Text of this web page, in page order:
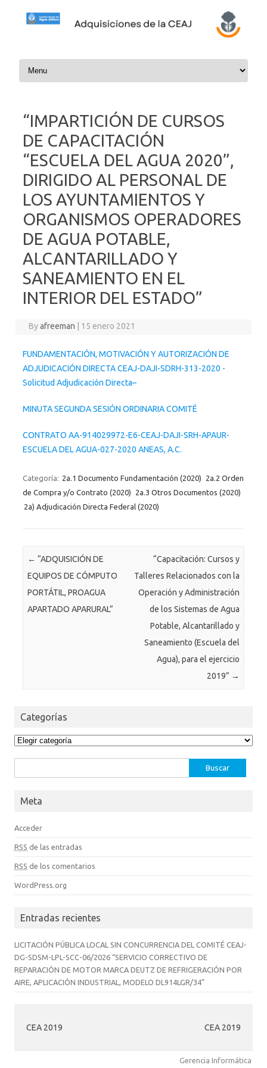
Skip to content
“IMPARTICIÓN DE CURSOS
DE CAPACITACIÓN
“ESCUELA DEL AGUA 2020”,
DIRIGIDO AL PERSONAL DE
LOS AYUNTAMIENTOS Y
ORGANISMOS OPERADORES
DE AGUA POTABLE,
ALCANTARILLADO Y
SANEAMIENTO EN EL
INTERIOR DEL ESTADO”
Byafreeman 15 enero 2021
FUNDAMENTACIÓN, MOTIVACIÓN Y AUTORIZACIÓN DE
ADJUDICACIÓN DIRECTA CEAJ-DAJI-SDRH-313-2020 -
Solicitud Adjudicación Directa–
MINUTA SEGUNDA SESIÓN ORDINARIA COMITÉ
CONTRATO AA-914029972-E6-CEAJ-DAJI-SRH-APAUR-
ESCUELA DEL AGUA-027-2020 ANEAS, A.C.
Categoría: 2a.1 Documento Fundamentación (2020)
2a.2 Orden
de Compra y/o Contrato (2020)
2a.3 Otros Documentos (2020)
2a) Adjudicación Directa Federal (2020)
Post navigation
← “ADQUISICIÓN DE
EQUIPOS DE CÓMPUTO
PORTÁTIL, PROAGUA
APARTADO APARURAL”
“Capacitación: Cursos y
Talleres Relacionados con la
Operación y Administración
de los Sistemas de Agua
Potable, Alcantarillado y
Saneamiento (Escuela del
Agua), para el ejercicio
2019” →
Categorías
Categorías
Meta
Acceder
RSS de las entradas
RSS de los comentarios
WordPress.org
Entradas recientes
LICITACIÓN PÚBLICA LOCAL SIN CONCURRENCIA DEL COMITÉ CEAJ-
DG-SDSM-LPL-SCC-06/2026 “SERVICIO CORRECTIVO DE
REPARACIÓN DE MOTOR MARCA DEUTZ DE REFRIGERACIÓN POR
AIRE, APLICACIÓN INDUSTRIAL, MODELO DL914LGR/34”
CEA 2019 CEA 2019
Gerencia Informática